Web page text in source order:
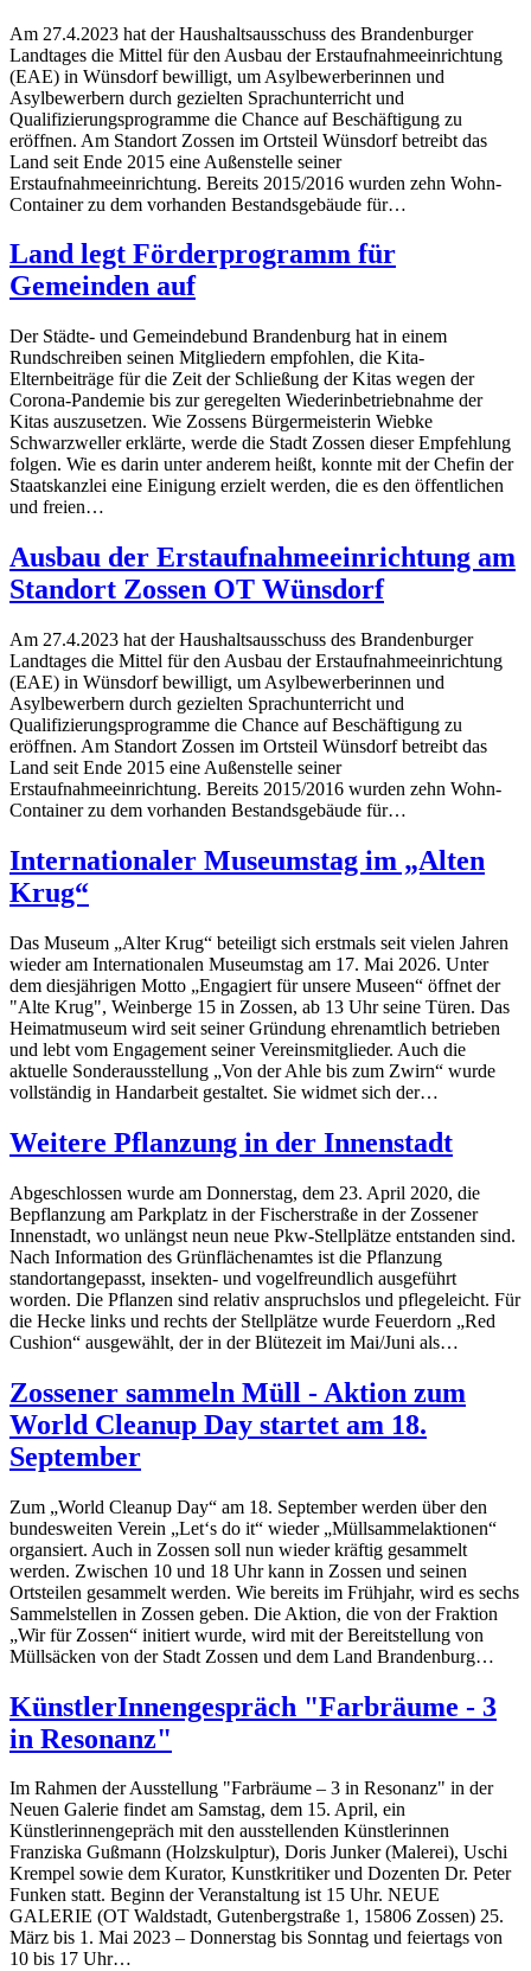
Am 27.4.2023 hat der Haushaltsausschuss des Brandenburger
Landtages die Mittel für den Ausbau der Erstaufnahmeeinrichtung
(EAE) in Wünsdorf bewilligt, um Asylbewerberinnen und
Asylbewerbern durch gezielten Sprachunterricht und
Qualifizierungsprogramme die Chance auf Beschäftigung zu
eröffnen. Am Standort Zossen im Ortsteil Wünsdorf betreibt das
Land seit Ende 2015 eine Außenstelle seiner
Erstaufnahmeeinrichtung. Bereits 2015/2016 wurden zehn Wohn-
Container zu dem vorhanden Bestandsgebäude für…
Land legt Förderprogramm für
Gemeinden auf
Der Städte- und Gemeindebund Brandenburg hat in einem
Rundschreiben seinen Mitgliedern empfohlen, die Kita-
Elternbeiträge für die Zeit der Schließung der Kitas wegen der
Corona-Pandemie bis zur geregelten Wiederinbetriebnahme der
Kitas auszusetzen. Wie Zossens Bürgermeisterin Wiebke
Schwarzweller erklärte, werde die Stadt Zossen dieser Empfehlung
folgen. Wie es darin unter anderem heißt, konnte mit der Chefin der
Staatskanzlei eine Einigung erzielt werden, die es den öffentlichen
und freien…
Ausbau der Erstaufnahmeeinrichtung am
Standort Zossen OT Wünsdorf
Am 27.4.2023 hat der Haushaltsausschuss des Brandenburger
Landtages die Mittel für den Ausbau der Erstaufnahmeeinrichtung
(EAE) in Wünsdorf bewilligt, um Asylbewerberinnen und
Asylbewerbern durch gezielten Sprachunterricht und
Qualifizierungsprogramme die Chance auf Beschäftigung zu
eröffnen. Am Standort Zossen im Ortsteil Wünsdorf betreibt das
Land seit Ende 2015 eine Außenstelle seiner
Erstaufnahmeeinrichtung. Bereits 2015/2016 wurden zehn Wohn-
Container zu dem vorhanden Bestandsgebäude für…
Internationaler Museumstag im „Alten
Krug“
Das Museum „Alter Krug“ beteiligt sich erstmals seit vielen Jahren
wieder am Internationalen Museumstag am 17. Mai 2026. Unter
dem diesjährigen Motto „Engagiert für unsere Museen“ öffnet der
"Alte Krug", Weinberge 15 in Zossen, ab 13 Uhr seine Türen. Das
Heimatmuseum wird seit seiner Gründung ehrenamtlich betrieben
und lebt vom Engagement seiner Vereinsmitglieder. Auch die
aktuelle Sonderausstellung „Von der Ahle bis zum Zwirn“ wurde
vollständig in Handarbeit gestaltet. Sie widmet sich der…
Weitere Pflanzung in der Innenstadt
Abgeschlossen wurde am Donnerstag, dem 23. April 2020, die
Bepflanzung am Parkplatz in der Fischerstraße in der Zossener
Innenstadt, wo unlängst neun neue Pkw-Stellplätze entstanden sind.
Nach Information des Grünflächenamtes ist die Pflanzung
standortangepasst, insekten- und vogelfreundlich ausgeführt
worden. Die Pflanzen sind relativ anspruchslos und pflegeleicht. Für
die Hecke links und rechts der Stellplätze wurde Feuerdorn „Red
Cushion“ ausgewählt, der in der Blütezeit im Mai/Juni als…
Zossener sammeln Müll - Aktion zum
World Cleanup Day startet am 18.
September
Zum „World Cleanup Day“ am 18. September werden über den
bundesweiten Verein „Let‘s do it“ wieder „Müllsammelaktionen“
organsiert. Auch in Zossen soll nun wieder kräftig gesammelt
werden. Zwischen 10 und 18 Uhr kann in Zossen und seinen
Ortsteilen gesammelt werden. Wie bereits im Frühjahr, wird es sechs
Sammelstellen in Zossen geben. Die Aktion, die von der Fraktion
„Wir für Zossen“ initiert wurde, wird mit der Bereitstellung von
Müllsäcken von der Stadt Zossen und dem Land Brandenburg…
KünstlerInnengespräch "Farbräume - 3
in Resonanz"
Im Rahmen der Ausstellung "Farbräume – 3 in Resonanz" in der
Neuen Galerie findet am Samstag, dem 15. April, ein
Künstlerinnengepräch mit den ausstellenden Künstlerinnen
Franziska Gußmann (Holzskulptur), Doris Junker (Malerei), Uschi
Krempel sowie dem Kurator, Kunstkritiker und Dozenten Dr. Peter
Funken statt. Beginn der Veranstaltung ist 15 Uhr. NEUE
GALERIE (OT Waldstadt, Gutenbergstraße 1, 15806 Zossen) 25.
März bis 1. Mai 2023 – Donnerstag bis Sonntag und feiertags von
10 bis 17 Uhr…